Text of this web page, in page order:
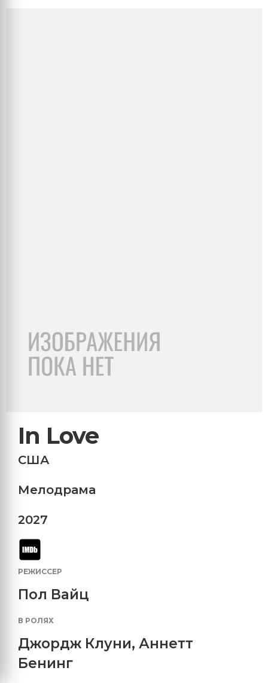
In Love
США
Мелодрама
2027
РЕЖИССЕР
Пол Вайц
В РОЛЯХ
Джордж Клуни, Аннетт
Бенинг